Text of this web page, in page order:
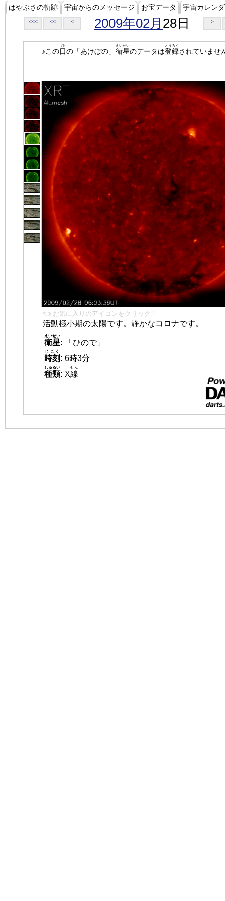
はやぶさの軌跡 宇宙からのメッセージ お宝データ 宇宙カレン
<<< << < 2009年02月 28日 >
♪この日
ひ
の「あけぼの」 衛星
えいせい
のデータは登録
とうろく
されていませ
👈 お気に入りのアイコンをクリック！
活動極小期の太陽です。静かなコロナです。
衛星
えいせい
:
「ひので」
時刻
じこく
: 6時3分
種類
しゅるい
: X線
せん